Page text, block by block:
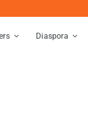
Diaspora